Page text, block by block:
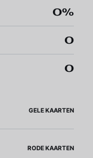
0%
0
0
GELE KAARTEN
RODE KAARTEN